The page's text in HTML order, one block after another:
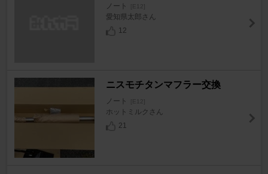
ノート [E12]
愛知県太郎さん
12
ニスモチタンマフラー交換
ノート [E12]
ホットミルクさん
21